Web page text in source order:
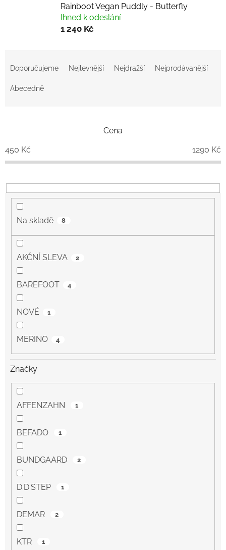
Rainboot Vegan Puddly - Butterfly
Ihned k odeslání
1 240 Kč
e
d
u
Doporučujeme Nejlevnější Nejdražší Nejprodávanější
Abecedně
Cena
450 Kč 1290 Kč
Na skladě 8
AKČNÍ SLEVA 2
BAREFOOT 4
NOVÉ 1
MERINO 4
Značky
AFFENZAHN 1
BEFADO 1
BUNDGAARD 2
D.D.STEP 1
DEMAR 2
KTR 1